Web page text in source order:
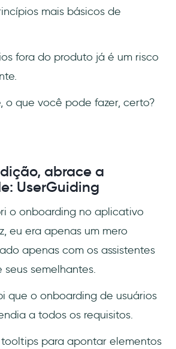
mais básicos de
fora do produto já é um risco
o que você pode fazer, certo?
abrace a
UserGuiding
o onboarding no aplicativo
eu era apenas um mero
apenas com os assistentes
semelhantes.
que o onboarding de usuários
a todos os requisitos.
para apontar elementos